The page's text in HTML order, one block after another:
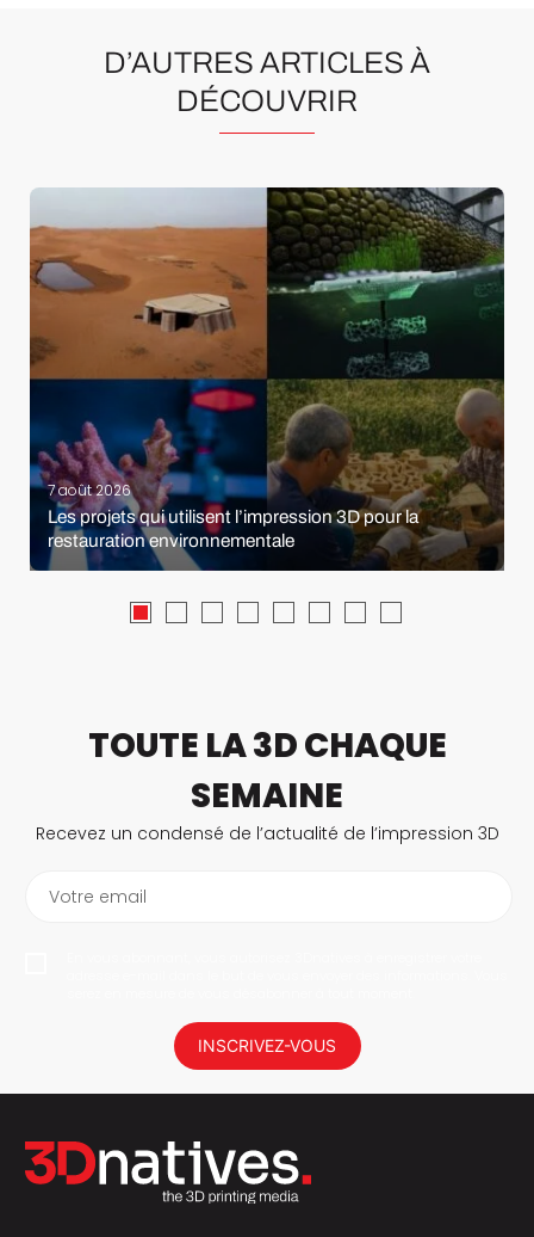
D’AUTRES ARTICLES À
DÉCOUVRIR
7 août 2026
Les projets qui utilisent l’impression 3D pour la
restauration environnementale
TOUTE LA 3D CHAQUE
SEMAINE
Recevez un condensé de l’actualité de l’impression 3D
Votre email
INSCRIVEZ-VOUS